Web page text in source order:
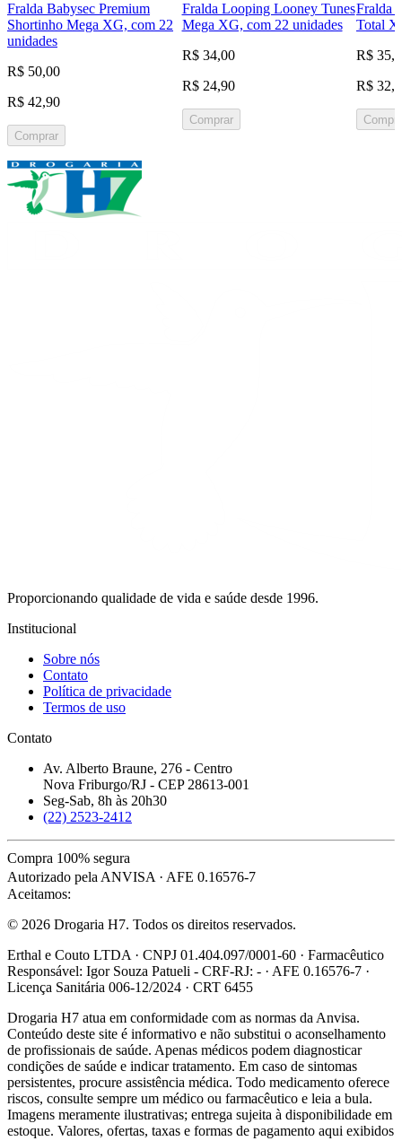
Fralda Babysec Premium
Shortinho Mega XG, com 22
unidades
R$ 50,00
R$ 42,90
Comprar
Fralda Looping Looney Tunes
Mega XG, com 22 unidades
R$ 34,00
R$ 24,90
Comprar
Fralda
Total
R$
R$
Proporcionando qualidade de vida e saúde desde 1996.
Institucional
Sobre nós
Contato
Política de privacidade
Termos de uso
Contato
Av. Alberto Braune, 276 - Centro
Nova Friburgo/RJ - CEP 28613-001
Seg-Sab, 8h às 20h30
(22) 2523-2412
Compra 100% segura
Autorizado pela ANVISA · AFE 0.16576-7
Aceitamos:
© 2026 Drogaria H7. Todos os direitos reservados.
Erthal e Couto LTDA · CNPJ 01.404.097/0001-60 · Farmacêutico
Responsável: Igor Souza Patueli - CRF-RJ: - · AFE 0.16576-7 ·
Licença Sanitária 006-12/2024 · CRT 6455
Drogaria H7 atua em conformidade com as normas da Anvisa.
Conteúdo deste site é informativo e não substitui o aconselhamento
de profissionais de saúde. Apenas médicos podem diagnosticar
condições de saúde e indicar tratamento. Em caso de sintomas
persistentes, procure assistência médica. Todo medicamento oferece
riscos, consulte sempre um médico ou farmacêutico e leia a bula.
Imagens meramente ilustrativas; entrega sujeita à disponibilidade em
estoque. Valores, ofertas, taxas e formas de pagamento aqui exibidos